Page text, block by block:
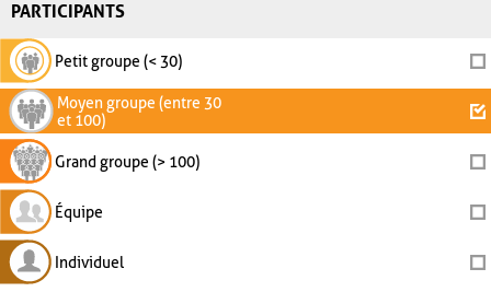
PARTICIPANTS
Petit groupe (< 30)
Moyen groupe (entre 30
et 100)
Grand groupe (> 100)
Équipe
Individuel